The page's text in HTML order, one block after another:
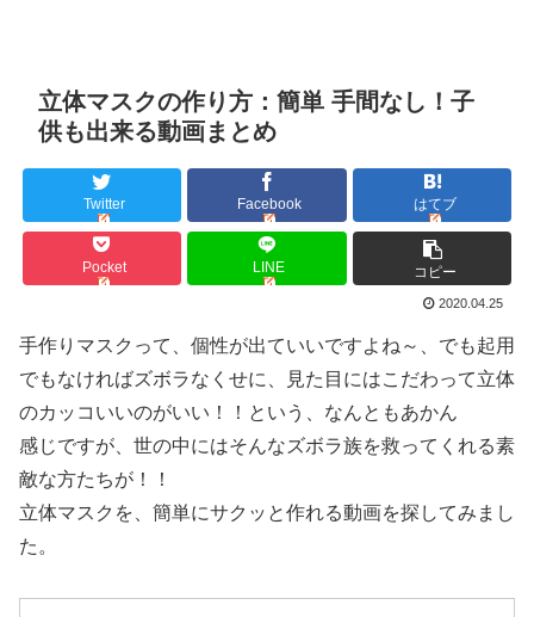
立体マスクの作り方：簡単 手間なし！子
供も出来る動画まとめ
Twitter Facebook はてブ
Pocket LINE コピー
2020.04.25
手作りマスクって、個性が出ていいですよね～、でも起用
でもなければズボラなくせに、見た目にはこだわって立体
のカッコいいのがいい！！という、なんともあかん
感じですが、世の中にはそんなズボラ族を救ってくれる素
敵な方たちが！！
立体マスクを、簡単にサクッと作れる動画を探してみまし
た。